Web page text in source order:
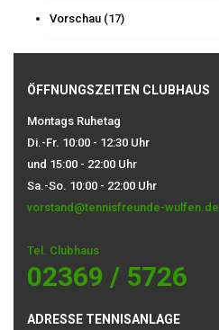
Vorschau (17)
ÖFFNUNGSZEITEN CLUBHAUS
Montags Ruhetag
Di.-Fr. 10:00 - 12:30 Uhr
und 15:00 - 22:00 Uhr
Sa.-So. 10:00 - 22:00 Uhr
vorstand@tennisfreunde-wulfen.de
Tel. Clubhaus
02369 / 5726
ADRESSE TENNISANLAGE